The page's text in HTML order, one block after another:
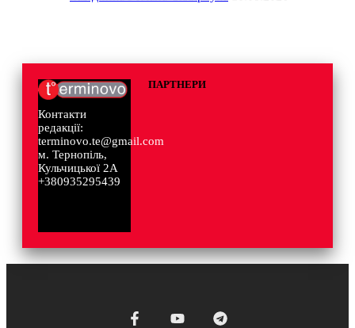
Контакти
редакції:
terminovo.te@gmail.com
м. Тернопіль,
Кульчицької 2А
+380935295439
ПАРТНЕРИ